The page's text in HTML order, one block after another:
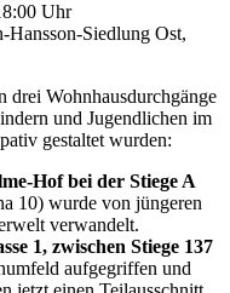
Uhr
Siedlung Ost,
drei Wohnhausdurchgänge
und Jugendlichen im
gestaltet wurden:
Hof bei der Stiege A
10) wurde von jüngeren
verwandelt.
1, zwischen Stiege 137
aufgegriffen und